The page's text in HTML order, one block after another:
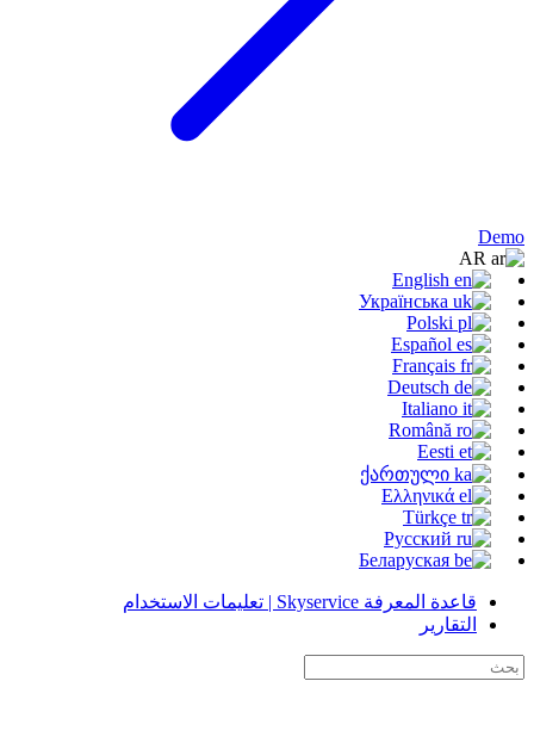
Demo
English
Українська
Polski
Español
Français
Deutsch
Italiano
Română
Eesti
ქართული
Ελληνικά
Türkçe
Русский
Беларуская
قاعدة المعرفة Skyservice | تعليمات الاستخدام
التقارير